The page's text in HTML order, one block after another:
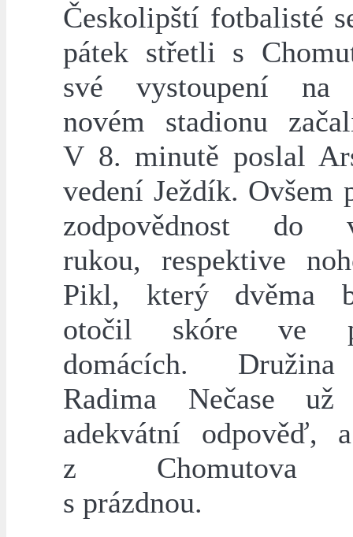
Českolipští fotbalisté
pátek střetli s
své vystoupení na
novém stadionu
V 8. minutě poslal
vedení Ježdík. Ovšem
zodpovědnost do
rukou, respektive
Pikl, který dvěma
otočil skóre ve
domácích.
Radima Nečase už
adekvátní odpověď,
z Chomutova
s prázdnou.